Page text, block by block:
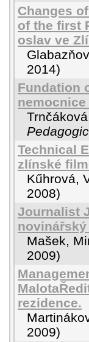
Changes
of the first
oslav ve
2014)
Fundation
nemocnice
Technical
zlínské
Kűhrová,
2008)
Journalist
Mašek,
2009)
rezidence.
2009)